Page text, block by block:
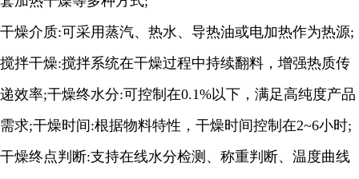
干燥介质:可采用蒸汽、热水、导热油或电加热作为热源;
搅拌干燥:搅拌系统在干燥过程中持续翻料，增强热质传
递效率;干燥终水分:可控制在0.1%以下，满足高纯度产品
需求;干燥时间:根据物料特性，干燥时间控制在2~6小时;
干燥终点判断:支持在线水分检测、称重判断、温度曲线